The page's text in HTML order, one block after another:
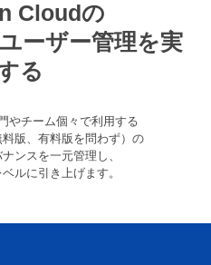
Cloudの
ーザー管理を実
る
やチーム個々で利用する
版、有料版を問わず）の
ンスを一元管理し、
ルに引き上げます。